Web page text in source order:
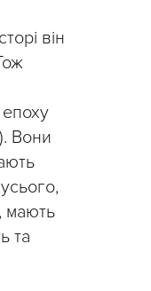
він
Вони
мають
та